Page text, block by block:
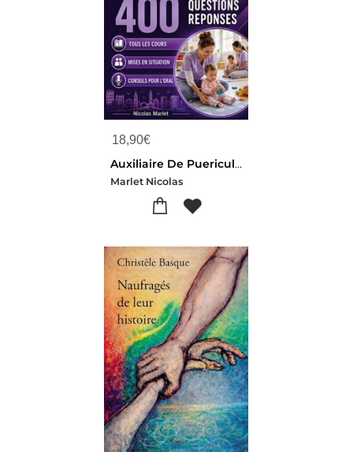
18,90€
Auxiliaire De Puericulture Territorial 400 Questions Reponses - Programme Complet Conseils Pour L Or
Marlet Nicolas